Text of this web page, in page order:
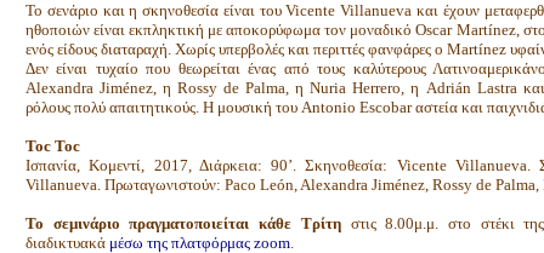
Το σενάριο και η σκηνοθεσία είναι του Vicente Villanueva και έχουν
ηθοποιών είναι εκπληκτική με αποκορύφωμα τον μοναδικό Oscar Martínez,
ενός είδους διαταραχή. Χωρίς υπερβολές και περιττές φανφάρες ο Martínez
Δεν είναι τυχαίο που θεωρείται ένας από τους καλύτερους
Alexandra Jiménez, η Rossy de Palma, η Nuria Herrero, η Adrián Lastra και
ρόλους πολύ απαιτητικούς. H μουσική του Antonio Escobar αστεία και
Toc Toc
Ισπανία, Κομεντί, 2017, Διάρκεια: 90’. Σκηνοθεσία: Vicente
Villanueva. Πρωταγωνιστούν: Paco León, Alexandra Jiménez, Rossy de
Το σεμινάριο πραγματοποιείται κάθε Τρίτηστις 8.00μ.μ. στο στέκι
διαδικτυακά μέσω της πλατφόρμας zoom.